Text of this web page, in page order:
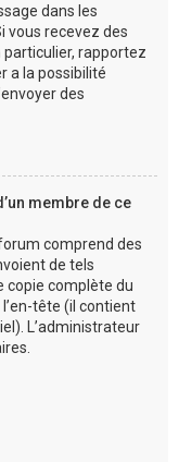
dans les
vous recevez des
particulier, rapportez
a la possibilité
des
membre de ce
comprend des
de tels
copie complète du
tête (il contient
L’administrateur